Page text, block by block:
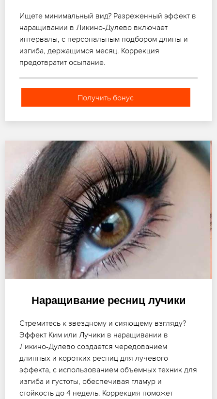
Ищете минимальный вид? Разреженный эффект в
наращивании в Ликино-Дулево включает
интервалы, с персональным подбором длины и
изгиба, держащимся месяц. Коррекция
предотвратит осыпание.
Получить бонус
Наращивание ресниц лучики
Стремитесь к звездному и сияющему взгляду?
Эффект Ким или Лучики в наращивании в
Ликино-Дулево создается чередованием
длинных и коротких ресниц для лучевого
эффекта, с использованием объемных техник для
изгиба и густоты, обеспечивая гламур и
стойкость до 4 недель. Коррекция поможет